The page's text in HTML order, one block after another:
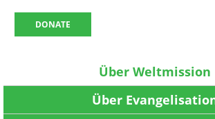
DONATE
Über Weltmission
Über